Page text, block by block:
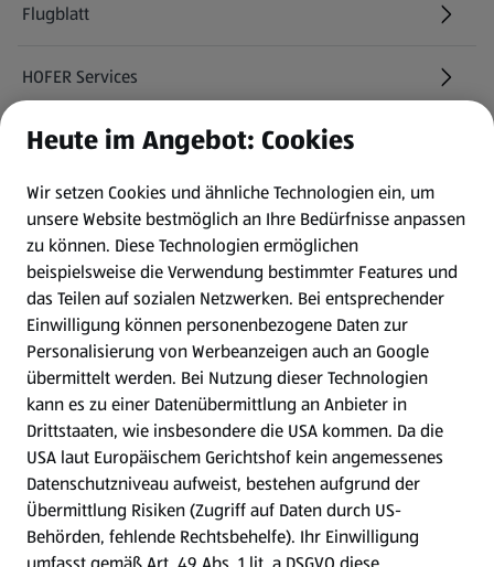
Flugblatt
HOFER Services
Newsletter
WhatsApp
Gewinnspiele
Mein HOFER. Meine Einkäufe.
Meine Meinung. Mein HOFER.
Gutscheingroßbestellung
(öffnet in einem neuen Tab)
Folge uns hier:
Heute im Angebot: Cookies
Wir setzen Cookies und ähnliche Technologien ein, um
unsere Website bestmöglich an Ihre Bedürfnisse anpassen
zu können. Diese Technologien ermöglichen
beispielsweise die Verwendung bestimmter Features und
das Teilen auf sozialen Netzwerken. Bei entsprechender
Einwilligung können personenbezogene Daten zur
Personalisierung von Werbeanzeigen auch an Google
übermittelt werden. Bei Nutzung dieser Technologien
kann es zu einer Datenübermittlung an Anbieter in
Drittstaaten, wie insbesondere die USA kommen. Da die
USA laut Europäischem Gerichtshof kein angemessenes
Datenschutzniveau aufweist, bestehen aufgrund der
Übermittlung Risiken (Zugriff auf Daten durch US-
Behörden, fehlende Rechtsbehelfe). Ihr Einwilligung